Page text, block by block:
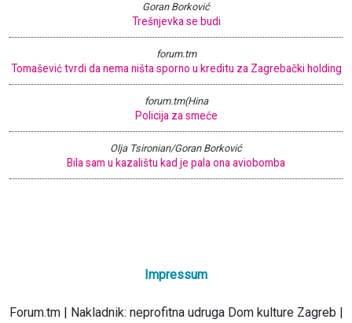
Goran Borković
Trešnjevka se budi
forum.tm
Tomašević tvrdi da nema ništa sporno u kreditu za Zagrebački holding
forum.tm(Hina
Policija za smeće
Olja Tsironian/Goran Borković
Bila sam u kazalištu kad je pala ona aviobomba
Impressum
Forum.tm | Nakladnik: neprofitna udruga Dom kulture Zagreb |